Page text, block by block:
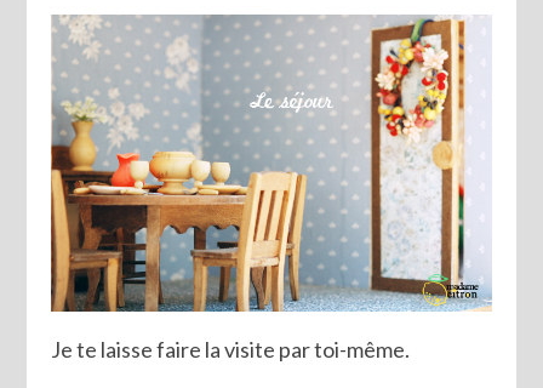
Je te laisse faire la visite par toi-même.